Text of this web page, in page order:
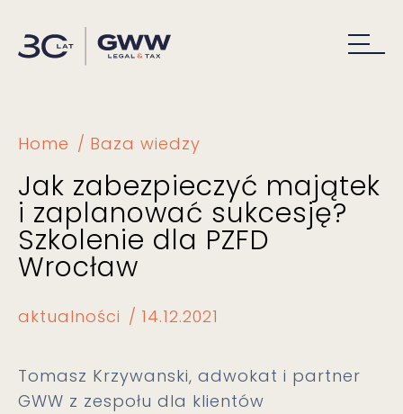
Home Baza wiedzy
Jak zabezpieczyć majątek
i zaplanować sukcesję?
Szkolenie dla PZFD
Wrocław
aktualności 14.12.2021
Tomasz Krzywanski, adwokat i partner
GWW z zespołu dla klientów